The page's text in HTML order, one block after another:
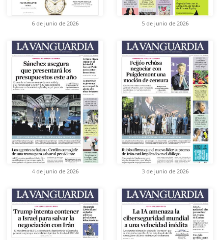
6 de junio de 2026 5 de junio de 2026
4 de junio de 2026 3 de junio de 2026